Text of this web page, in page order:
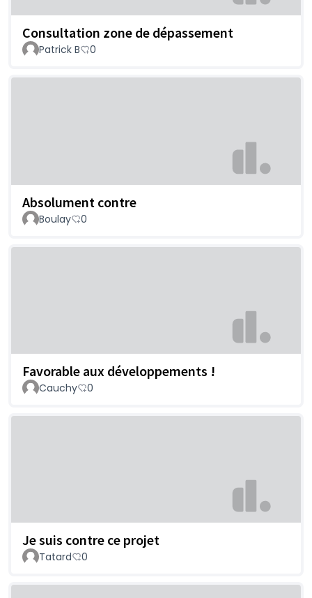
Consultation zone de dépassement
Patrick B 0
Absolument contre
Boulay 0
Favorable aux développements !
Cauchy 0
Je suis contre ce projet
Tatard 0